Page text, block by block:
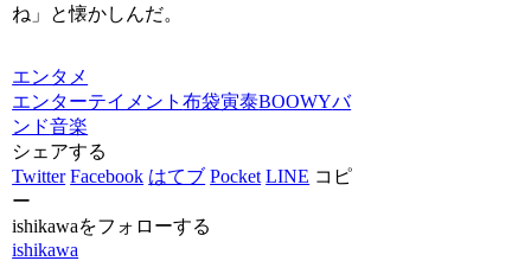
ね」と懐かしんだ。
エンタメ
エンターテイメント布袋寅泰BOOWYバ
ンド音楽
シェアする
Twitter Facebook はてブ Pocket LINE コピ
ー
ishikawaをフォローする
ishikawa